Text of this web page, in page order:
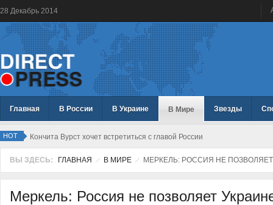
28 Декабрь 2014
Главная В России В Украине В Мире Звезды
HOT Кончита Вурст хочет встретиться с главой России
ВЫ ЗДЕСЬ: ГЛАВНАЯ В МИРЕ МЕРКЕЛЬ: РОССИЯ НЕ
Меркель: Россия не позволяет